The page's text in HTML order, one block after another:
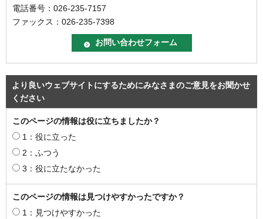
電話番号：026-235-7157
ファックス：026-235-7398
より良いウェブサイトにするためにみなさまのご意見をお聞かせ
ください
このページの情報は役に立ちましたか？
1：役に立った
2：ふつう
3：役に立たなかった
このページの情報は見つけやすかったですか？
1：見つけやすかった